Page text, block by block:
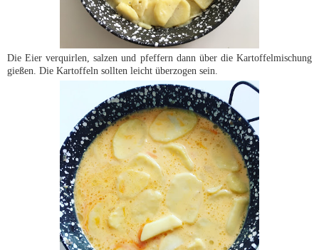
Die Eier verquirlen, salzen und pfeffern dann über die Kartoffelmischung
gießen. Die Kartoffeln sollten leicht überzogen sein.